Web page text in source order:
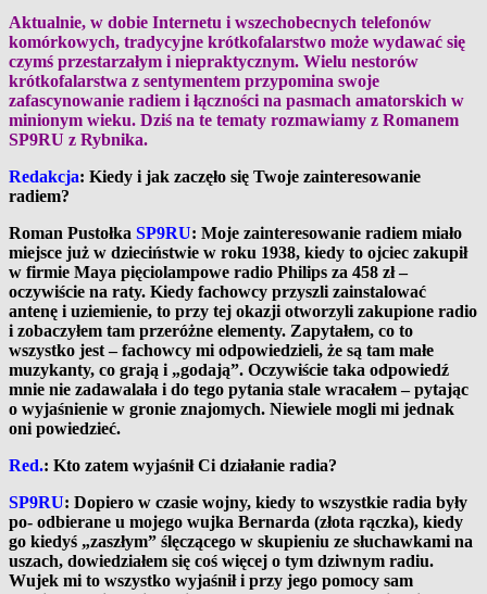
Aktualnie, w dobie Internetu i wszechobecnych telefonów
komórkowych, tradycyjne krótkofalarstwo może wydawać się
czymś przestarzałym i niepraktycznym. Wielu nestorów
krótkofalarstwa z sentymentem przypomina swoje
zafascynowanie radiem i łączności na pasmach amatorskich w
minionym wieku. Dziś na te tematy rozmawiamy z Romanem
SP9RU z Rybnika.
Redakcja: Kiedy i jak zaczęło się Twoje zainteresowanie
radiem?
Roman Pustołka SP9RU: Moje zainteresowanie radiem miało
miejsce już w dzieciństwie w roku 1938, kiedy to ojciec zakupił
w firmie Maya pięciolampowe radio Philips za 458 zł –
oczywiście na raty. Kiedy fachowcy przyszli zainstalować
antenę i uziemienie, to przy tej okazji otworzyli zakupione radio
i zobaczyłem tam przeróżne elementy. Zapytałem, co to
wszystko jest – fachowcy mi odpowiedzieli, że są tam małe
muzykanty, co grają i „godają”. Oczywiście taka odpowiedź
mnie nie zadawalała i do tego pytania stale wracałem – pytając
o wyjaśnienie w gronie znajomych. Niewiele mogli mi jednak
oni powiedzieć.
Red.: Kto zatem wyjaśnił Ci działanie radia?
SP9RU: Dopiero w czasie wojny, kiedy to wszystkie radia były
po- odbierane u mojego wujka Bernarda (złota rączka), kiedy
go kiedyś „zaszłym” ślęczącego w skupieniu ze słuchawkami na
uszach, dowiedziałem się coś więcej o tym dziwnym radiu.
Wujek mi to wszystko wyjaśnił i przy jego pomocy sam